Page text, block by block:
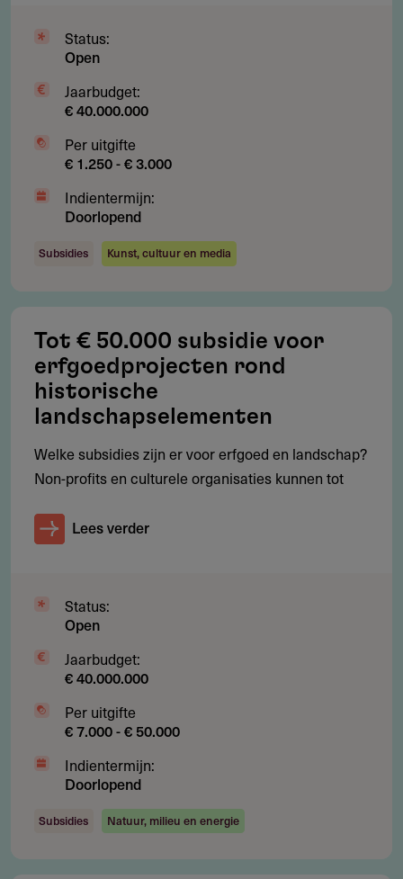
Initiatieven waarvoor het fonds het merendeel van de
kosten zou moeten dragen
Projecten die al (grotendeels) zijn gerealiseerd op het
moment van beoordeling
Exploitatiekosten en reguliere investeringen
Aanvragen
Online, via de website van het fonds (zie links).
Meesturen
KvK nummer en een uittreksel van inschrijving
IBAN rekeningnummer
Meest recente jaarverslag (jaaroverzicht en
jaarrekening)
Projectplan/concept
Projectbegroting en dekkingsplan
projecten)
Bij aanschaf van muziekinstrumenten en/of (uniforme)
kleding graag een offerte uploaden
Status:
Open
Jaarbudget:
€ 40.000.000
Per uitgifte
€ 1.250 - € 3.000
Indientermijn:
Doorlopend
Subsidies Kunst, cultuur en media
Tot € 50.000 subsidie voor
erfgoedprojecten rond
historische
landschapselementen
Welke subsidies zijn er voor erfgoed en landschap?
Non-profits en culturele organisaties kunnen tot
Lees verder
Status:
Open
Jaarbudget:
€ 40.000.000
Per uitgifte
€ 7.000 - € 50.000
Indientermijn:
Doorlopend
Subsidies Natuur, milieu en energie